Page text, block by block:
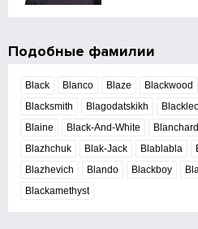
Подобные фамилии
Black Blanco Blaze Blackwood
Blacksmith
Blagodatskikh
Blaine
Black-And-White Blanchard
Blazhchuk
Blak-Jack Blablabla
Blazhevich
Blando Blackboy
Blackamethyst